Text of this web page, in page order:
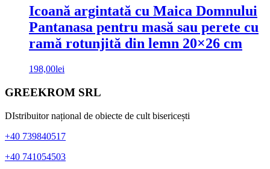
Icoană argintată cu Maica Domnului
Pantanasa pentru masă sau perete cu
ramă rotunjită din lemn 20×26 cm
198,00lei
Bara
Footer
GREEKROM SRL
DIstribuitor național de obiecte de cult bisericești
+40 739840517
+40 741054503